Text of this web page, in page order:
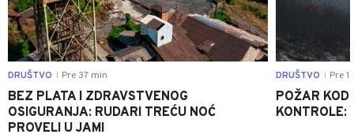
DRUŠTVO Pre 37 min
BEZ PLATA I ZDRAVSTVENOG
OSIGURANJA: RUDARI TREĆU NOĆ
PROVELI U JAMI
DRUŠTVO Pre 1
POŽAR KOD
KONTROLE: